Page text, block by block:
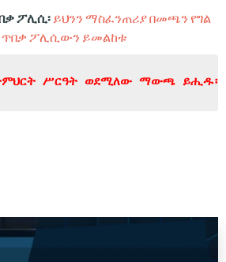
ፖሊሲ፡ ይህንን ማስፈንጠሪያ በመጫን የግል
ጥበቃ ፖሊሲውን ይመልከቱ
ሥርዓት ወደሚለው ማውጫ ይሒዱ።